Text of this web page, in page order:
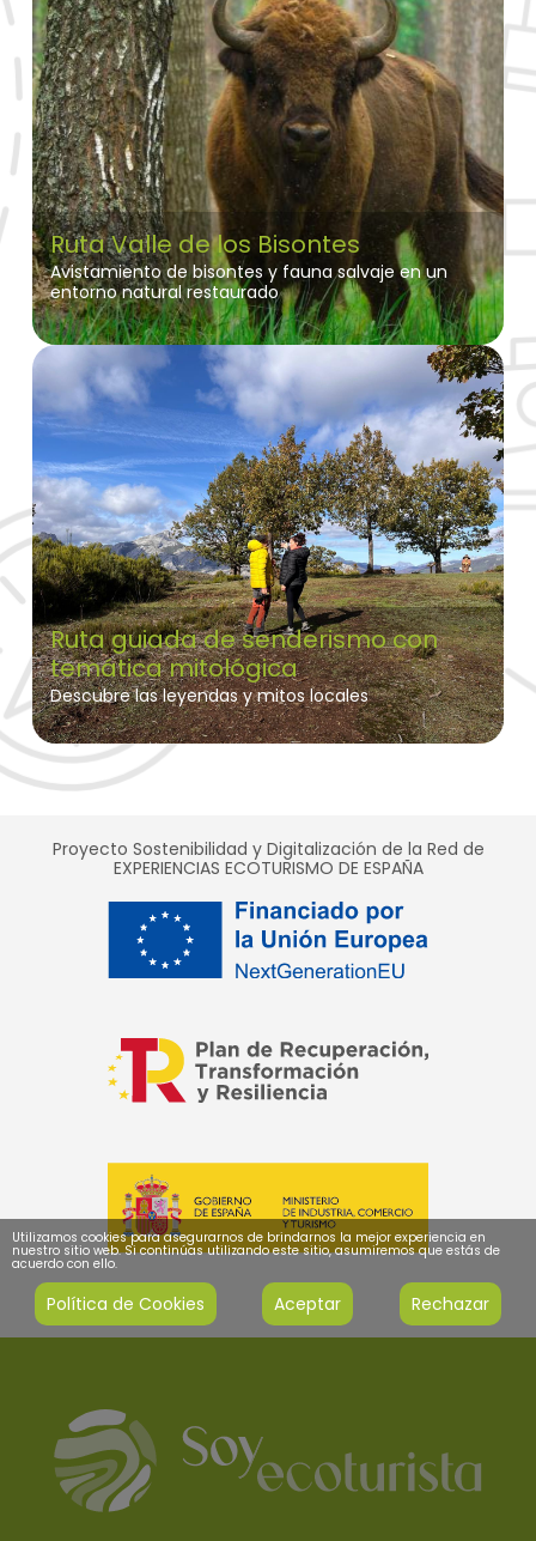
Ruta Valle de los Bisontes
Avistamiento de bisontes y fauna salvaje en un
entorno natural restaurado
Ruta guiada de senderismo con
temática mitológica
Descubre las leyendas y mitos locales
Proyecto Sostenibilidad y Digitalización de la Red de
EXPERIENCIAS ECOTURISMO DE ESPAÑA
Utilizamos cookies para asegurarnos de brindarnos la mejor experiencia en
nuestro sitio web. Si continúas utilizando este sitio, asumiremos que estás de
acuerdo con ello.
Política de Cookies Aceptar Rechazar